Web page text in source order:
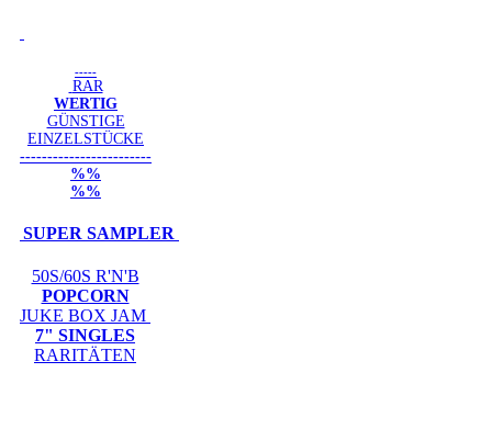
-----
RAR
WERTIG
GÜNSTIGE
EINZELSTÜCKE
------------------------
%%
%%
SUPER SAMPLER
50S/60S R'N'B
POPCORN
JUKE BOX JAM
7" SINGLES
RARITÄTEN